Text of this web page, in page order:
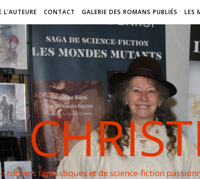
CONTACT GALERIE DES ROMANS PUBLIÉS LES
romans fantastiques et de science-fiction